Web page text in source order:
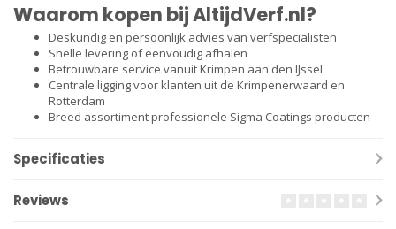
Waarom kopen bij AltijdVerf.nl?
Deskundig en persoonlijk advies van verfspecialisten
Snelle levering of eenvoudig afhalen
Betrouwbare service vanuit Krimpen aan den IJssel
Centrale ligging voor klanten uit de Krimpenerwaard en
Rotterdam
Breed assortiment professionele Sigma Coatings producten
Specificaties
Reviews